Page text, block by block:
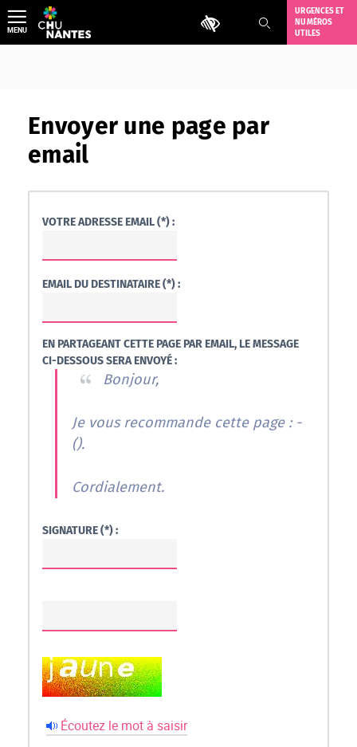
Aller
au
contenu
Outils d'accessibilité
URGENCES ET
NUMÉROS
UTILES
MENU
Envoyer une page par
email
VOTRE ADRESSE EMAIL (*) :
EMAIL DU DESTINATAIRE (*) :
EN PARTAGEANT CETTE PAGE PAR EMAIL, LE MESSAGE
CI-DESSOUS SERA ENVOYÉ :
Bonjour,
Je vous recommande cette page : -
().
Cordialement.
SIGNATURE (*) :
Écoutez le mot à saisir